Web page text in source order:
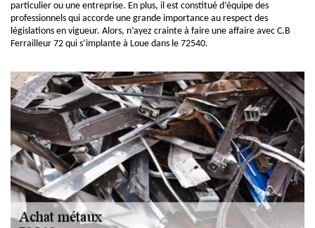
particulier ou une entreprise. En plus, il est constitué d’équipe des
professionnels qui accorde une grande importance au respect des
législations en vigueur. Alors, n’ayez crainte à faire une affaire avec C.B
Ferrailleur 72 qui s’implante à Loue dans le 72540.